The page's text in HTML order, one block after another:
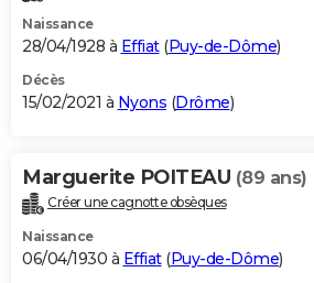
Naissance
28/04/1928 à Effiat(Puy-de-Dôme)
Décès
15/02/2021 à Nyons (Drôme)
Marguerite POITEAU (89 ans)
Créer une cagnotte obsèques
Naissance
06/04/1930 à Effiat(Puy-de-Dôme)